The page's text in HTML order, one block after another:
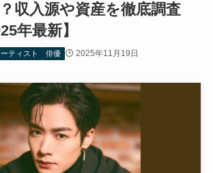
収入源や資産を徹底調査
年最新】
ティスト 俳優 2025年11月19日